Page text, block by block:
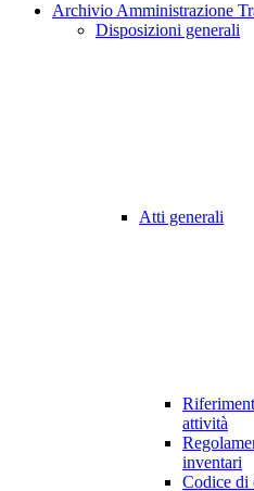
Archivio Amministrazione
Disposizioni generali
Atti generali
attività
inventari
Codice di